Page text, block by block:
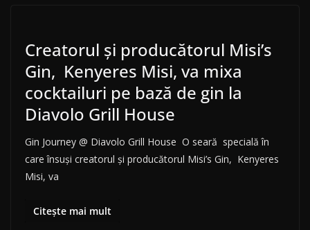
Creatorul și producătorul Misi’s
Gin, Kenyeres Misi, va mixa
cocktailuri pe bază de gin la
Diavolo Grill House
Gin Journey @ Diavolo Grill House O seară specială în
care însuși creatorul și producătorul Misi’s Gin, Kenyeres
Misi, va
Citește mai mult